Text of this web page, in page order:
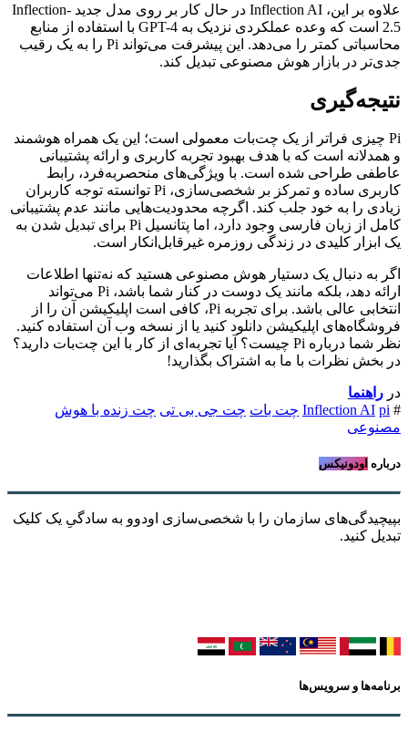
علاوه بر این، Inflection AI در حال کار بر روی مدل جدید Inflection-
2.5 است که وعده عملکردی نزدیک به GPT-4 با استفاده از منابع
محاسباتی کمتر را می‌دهد. این پیشرفت می‌تواند Pi را به یک رقیب
جدی‌تر در بازار هوش مصنوعی تبدیل کند.
نتیجه‌گیری
Pi چیزی فراتر از یک چت‌بات معمولی است؛ این یک همراه هوشمند
و همدلانه است که با هدف بهبود تجربه کاربری و ارائه پشتیبانی
عاطفی طراحی شده است. با ویژگی‌های منحصربه‌فرد، رابط
کاربری ساده و تمرکز بر شخصی‌سازی، Pi توانسته توجه کاربران
زیادی را به خود جلب کند. اگرچه محدودیت‌هایی مانند عدم پشتیبانی
کامل از زبان فارسی وجود دارد، اما پتانسیل Pi برای تبدیل شدن به
یک ابزار کلیدی در زندگی روزمره غیرقابل‌انکار است.
اگر به دنبال یک دستیار هوش مصنوعی هستید که نه‌تنها اطلاعات
ارائه دهد، بلکه مانند یک دوست در کنار شما باشد، Pi می‌تواند
انتخابی عالی باشد. برای تجربه Pi، کافی است اپلیکیشن آن را از
فروشگاه‌های اپلیکیشن دانلود کنید یا از نسخه وب آن استفاده کنید.
نظر شما درباره Pi چیست؟ آیا تجربه‌ای از کار با این چت‌بات دارید؟
در بخش نظرات با ما به اشتراک بگذارید!
در راهنما
#
Inflection AI pi چت بات چت جی بی تی چت زنده با هوش
مصنوعی
درباره اودونیکس
بپیچیدگی‌های سازمان را با شخصی‌سازی اودوو به سادگیِ یک کلیک
تبدیل کنید.
برنامه‌ها و سرویس‌ها